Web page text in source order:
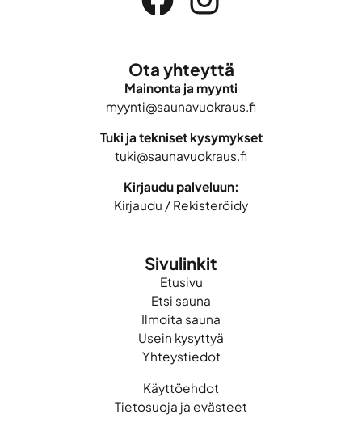
Ota yhteyttä
Mainonta ja myynti
myynti@saunavuokraus.fi
Tuki ja tekniset kysymykset
tuki@saunavuokraus.fi
Kirjaudu palveluun:
Kirjaudu / Rekisteröidy
Sivulinkit
Etusivu
Etsi sauna
Ilmoita sauna
Usein kysyttyä
Yhteystiedot
Käyttöehdot
Tietosuoja ja evästeet